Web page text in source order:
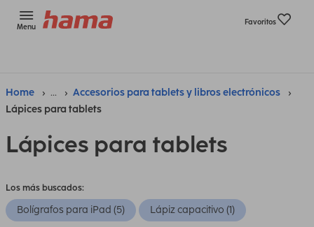
Menu
Favoritos
Home ...
Accesorios para tablets y libros electrónicos
Lápices para tablets
Lápices para tablets
Los más buscados:
Bolígrafos para iPad (5) Lápiz capacitivo (1)